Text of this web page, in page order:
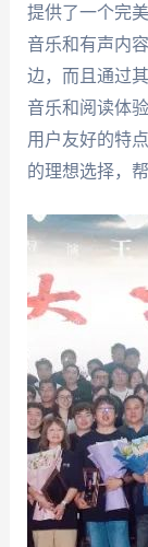
提供了一个完
音乐和有声内
边，而且通过
音乐和阅读体
用户友好的特
的理想选择，